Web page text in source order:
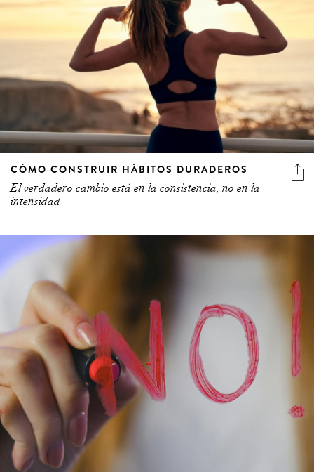
CÓMO CONSTRUIR HÁBITOS DURADEROS
El verdadero cambio está en la consistencia, no en la
intensidad